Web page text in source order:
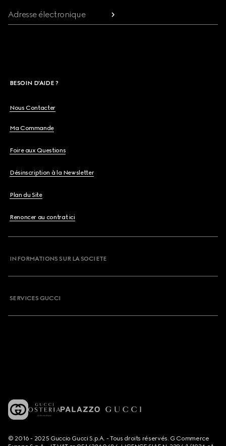
Adresse électronique
BESOIN D'AIDE ?
Nous Contacter
Ma Commande
Foire aux Questions
Désinscription à la Newsletter
Plan du Site
Renoncer au contrat ici
INFORMATIONS SUR LA SOCIETE
SERVICES GUCCI
© 2016 - 2025 Guccio Gucci S.p.A. - Tous droits réservés. G Commerce